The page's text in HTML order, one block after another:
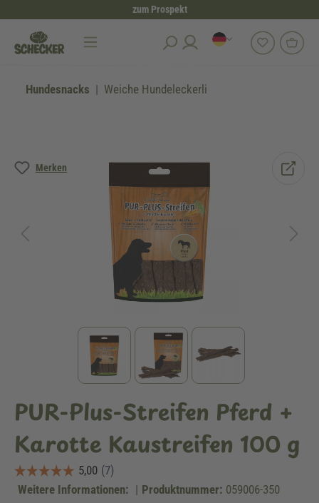
zum Prospekt
Hundesnacks Weiche Hundeleckerli
Merken
Bildergalerie überspringen
PUR-Plus-Streifen Pferd +
Karotte Kaustreifen 100 g
Weitere Informationen: | Produktnummer: 059006-350